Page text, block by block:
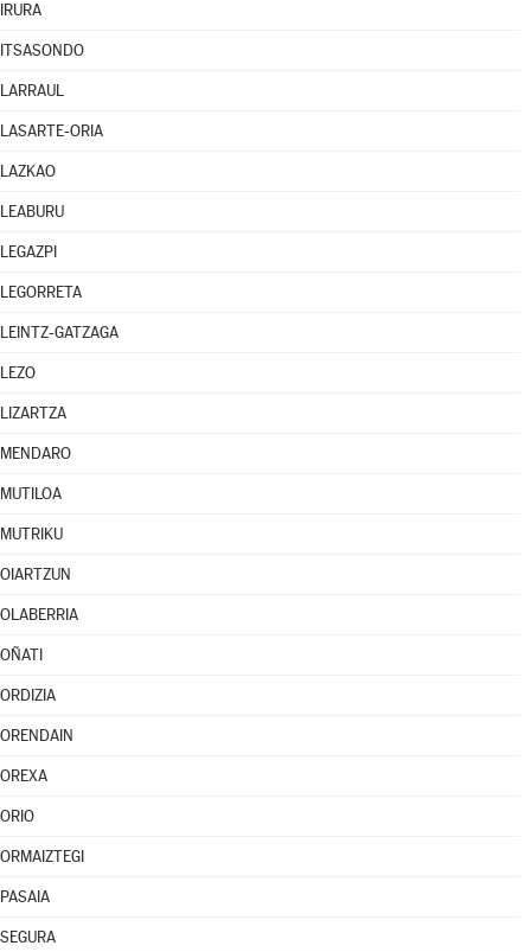
IRURA
ITSASONDO
LARRAUL
LASARTE-ORIA
LAZKAO
LEABURU
LEGAZPI
LEGORRETA
LEINTZ-GATZAGA
LEZO
LIZARTZA
MENDARO
MUTILOA
MUTRIKU
OIARTZUN
OLABERRIA
OÑATI
ORDIZIA
ORENDAIN
OREXA
ORIO
ORMAIZTEGI
PASAIA
SEGURA